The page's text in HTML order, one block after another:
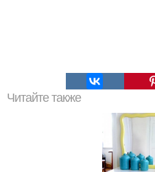
Читайте также